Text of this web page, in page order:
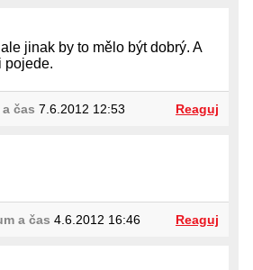
jinak by to mělo být dobrý. A
pojede.
a čas 7.6.2012 12:53 Reaguj
a čas 4.6.2012 16:46 Reaguj